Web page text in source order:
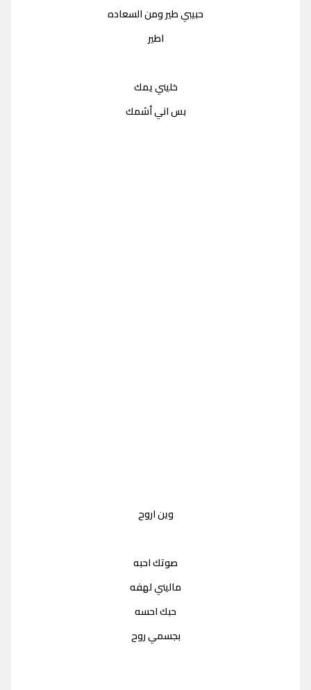
حبيبي طير ومن السعاده
اطير
خليني يمك
بس اني أشمك
وين اروح
صوتك احبه
ماليني لهفه
حبك احسه
بجسمي روح